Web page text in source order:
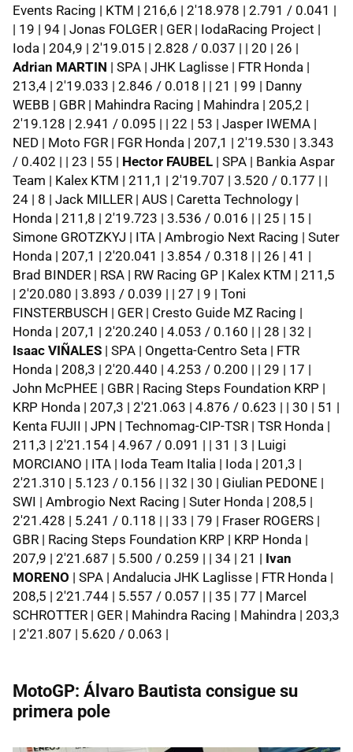
Events Racing | KTM | 216,6 | 2'18.978 | 2.791 / 0.041 |
| 19 | 94 | Jonas FOLGER | GER | IodaRacing Project |
Ioda | 204,9 | 2'19.015 | 2.828 / 0.037 | | 20 | 26 |
Adrian MARTIN | SPA | JHK Laglisse | FTR Honda |
213,4 | 2'19.033 | 2.846 / 0.018 | | 21 | 99 | Danny
WEBB | GBR | Mahindra Racing | Mahindra | 205,2 |
2'19.128 | 2.941 / 0.095 | | 22 | 53 | Jasper IWEMA |
NED | Moto FGR | FGR Honda | 207,1 | 2'19.530 | 3.343
/ 0.402 | | 23 | 55 | Hector FAUBEL | SPA | Bankia Aspar
Team | Kalex KTM | 211,1 | 2'19.707 | 3.520 / 0.177 | |
24 | 8 | Jack MILLER | AUS | Caretta Technology |
Honda | 211,8 | 2'19.723 | 3.536 / 0.016 | | 25 | 15 |
Simone GROTZKYJ | ITA | Ambrogio Next Racing | Suter
Honda | 207,1 | 2'20.041 | 3.854 / 0.318 | | 26 | 41 |
Brad BINDER | RSA | RW Racing GP | Kalex KTM | 211,5
| 2'20.080 | 3.893 / 0.039 | | 27 | 9 | Toni
FINSTERBUSCH | GER | Cresto Guide MZ Racing |
Honda | 207,1 | 2'20.240 | 4.053 / 0.160 | | 28 | 32 |
Isaac VIÑALES | SPA | Ongetta-Centro Seta | FTR
Honda | 208,3 | 2'20.440 | 4.253 / 0.200 | | 29 | 17 |
John McPHEE | GBR | Racing Steps Foundation KRP |
KRP Honda | 207,3 | 2'21.063 | 4.876 / 0.623 | | 30 | 51 |
Kenta FUJII | JPN | Technomag-CIP-TSR | TSR Honda |
211,3 | 2'21.154 | 4.967 / 0.091 | | 31 | 3 | Luigi
MORCIANO | ITA | Ioda Team Italia | Ioda | 201,3 |
2'21.310 | 5.123 / 0.156 | | 32 | 30 | Giulian PEDONE |
SWI | Ambrogio Next Racing | Suter Honda | 208,5 |
2'21.428 | 5.241 / 0.118 | | 33 | 79 | Fraser ROGERS |
GBR | Racing Steps Foundation KRP | KRP Honda |
207,9 | 2'21.687 | 5.500 / 0.259 | | 34 | 21 | Ivan
MORENO | SPA | Andalucia JHK Laglisse | FTR Honda |
208,5 | 2'21.744 | 5.557 / 0.057 | | 35 | 77 | Marcel
SCHROTTER | GER | Mahindra Racing | Mahindra | 203,3
| 2'21.807 | 5.620 / 0.063 |
MotoGP: Álvaro Bautista consigue su
primera pole